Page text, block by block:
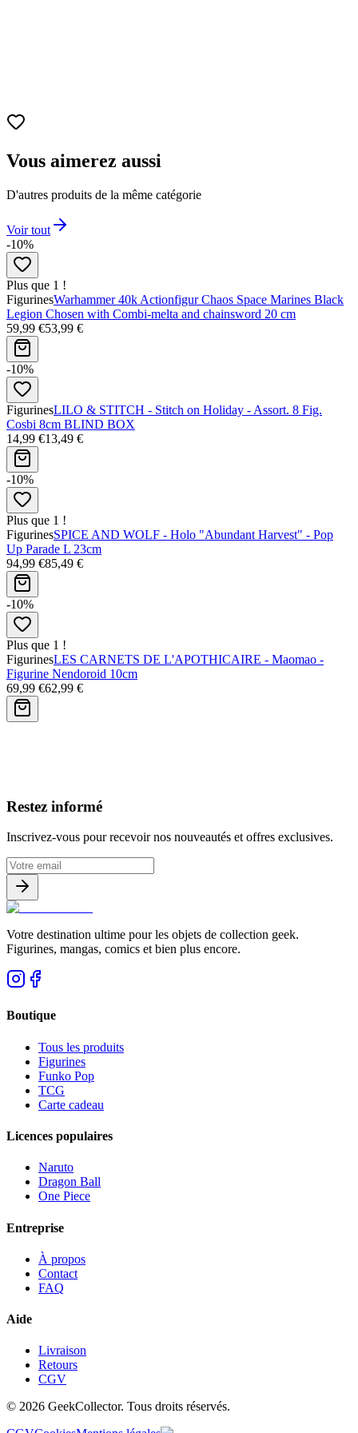
Vous aimerez aussi
D'autres produits de la même catégorie
Voir tout
-10%
Plus que 1 !
FigurinesWarhammer 40k Actionfigur Chaos Space Marines Black
Legion Chosen with Combi-melta and chainsword 20 cm
59,99 €53,99 €
-10%
FigurinesLILO & STITCH - Stitch on Holiday - Assort. 8 Fig.
Cosbi 8cm BLIND BOX
14,99 €13,49 €
-10%
Plus que 1 !
FigurinesSPICE AND WOLF - Holo "Abundant Harvest" - Pop
Up Parade L 23cm
94,99 €85,49 €
-10%
Plus que 1 !
FigurinesLES CARNETS DE L'APOTHICAIRE - Maomao -
Figurine Nendoroid 10cm
69,99 €62,99 €
Restez informé
Inscrivez-vous pour recevoir nos nouveautés et offres exclusives.
Votre destination ultime pour les objets de collection geek.
Figurines, mangas, comics et bien plus encore.
Boutique
Tous les produits
Figurines
Funko Pop
TCG
Carte cadeau
Licences populaires
Naruto
Dragon Ball
One Piece
Entreprise
À propos
Contact
FAQ
Aide
Livraison
Retours
CGV
© 2026 GeekCollector. Tous droits réservés.